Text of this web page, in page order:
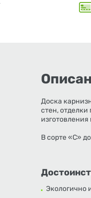
Доска
стен, отделки
В сорте «С»
Экологично